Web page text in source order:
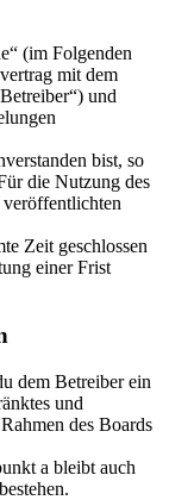
(im Folgenden
mit dem
und
bist, so
die Nutzung des
Zeit geschlossen
einer Frist
dem Betreiber ein
und
des Boards
a bleibt auch